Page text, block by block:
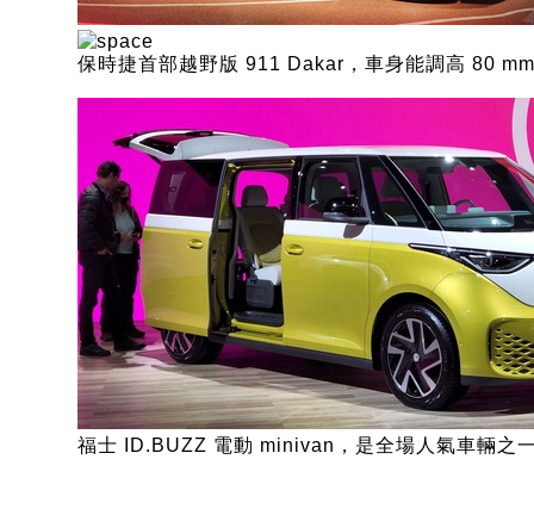
保時捷首部越野版 911 Dakar，車身能調高 80
福士 ID.BUZZ 電動 minivan，是全場人氣車輛之